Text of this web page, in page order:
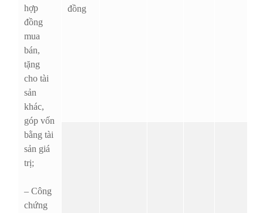
hợp
đồng
mua
bán,
tặng
cho tài
sản
khác,
góp vốn
bằng tài
sản giá
trị;
– Công
chứng
đồng